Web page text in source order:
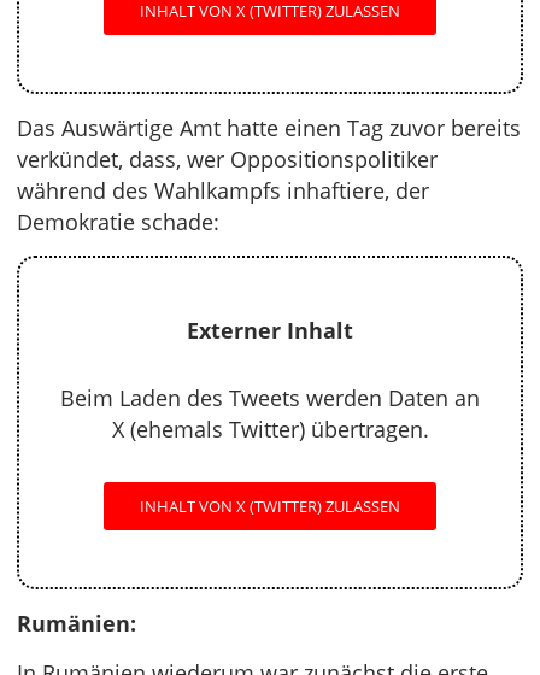
INHALT VON X (TWITTER) ZULASSEN
Das Auswärtige Amt hatte einen Tag zuvor bereits
verkündet, dass, wer Oppositionspolitiker
während des Wahlkampfs inhaftiere, der
Demokratie schade:
Externer Inhalt
Beim Laden des Tweets werden Daten an
X (ehemals Twitter) übertragen.
INHALT VON X (TWITTER) ZULASSEN
Rumänien: